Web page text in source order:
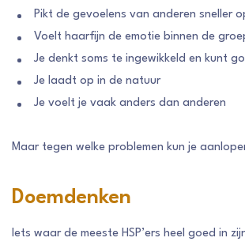
Pikt de gevoelens van anderen sneller
Voelt haarfijn de emotie binnen de
Je denkt soms te ingewikkeld en kunt
Je laadt op in de natuur
Je voelt je vaak anders dan anderen
Maar tegen welke problemen kun je
Doemdenken
Iets waar de meeste HSP’ers heel goed in